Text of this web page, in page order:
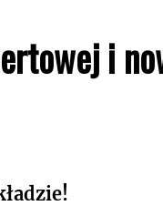
i